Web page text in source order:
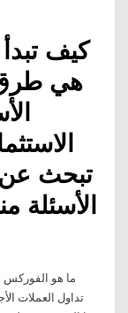
كيف
هي طرق
تبحث عن
الأسئلة
ما هو الفوركس
تداول العملات